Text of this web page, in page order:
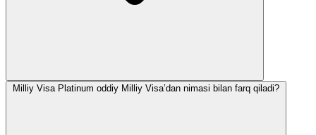
Milliy Visa Platinum oddiy Milliy Visa’dan nimasi bilan farq qiladi?